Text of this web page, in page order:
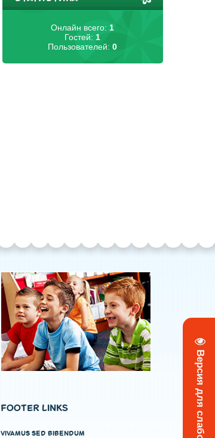
Онлайн всего: 1
Гостей: 1
Пользователей:0
FOOTER LINKS
VIVAMUS SED BIBENDUM